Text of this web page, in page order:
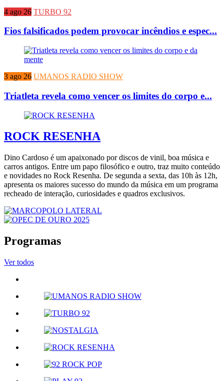
4 ago 26 TURBO 92
Fios falsificados podem provocar incêndios e espec...
3 ago 26 UMANOS RADIO SHOW
Triatleta revela como vencer os limites do corpo e...
ROCK RESENHA
Dino Cardoso é um apaixonado por discos de vinil, boa música e
carros antigos. Entre um papo filosófico e outro, traz muito conteúdo
e novidades no Rock Resenha. De segunda a sexta, das 10h às 12h,
apresenta os maiores sucesso do mundo da música em um programa
recheado de interação, curiosidades e quadros exclusivos.
Programas
Ver todos